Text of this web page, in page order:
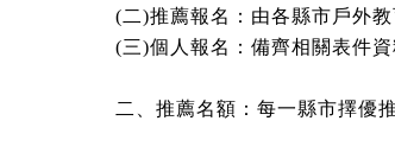
(二)推薦報名：由各縣市戶外
(三)個人報名：備齊相關表件資
二、推薦名額：每一縣市擇優